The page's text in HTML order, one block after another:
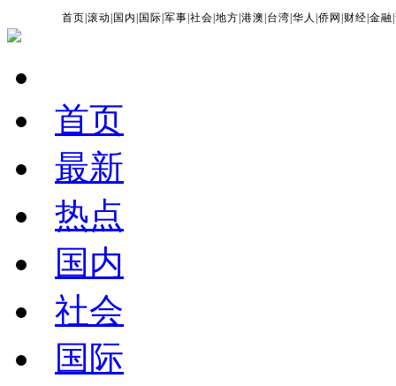
首页 |滚动 国内 国际 |军事 |社会 |地方 |港澳 台湾 |华人 |侨网 财经 |金融 |
首页
最新
热点
国内
社会
国际